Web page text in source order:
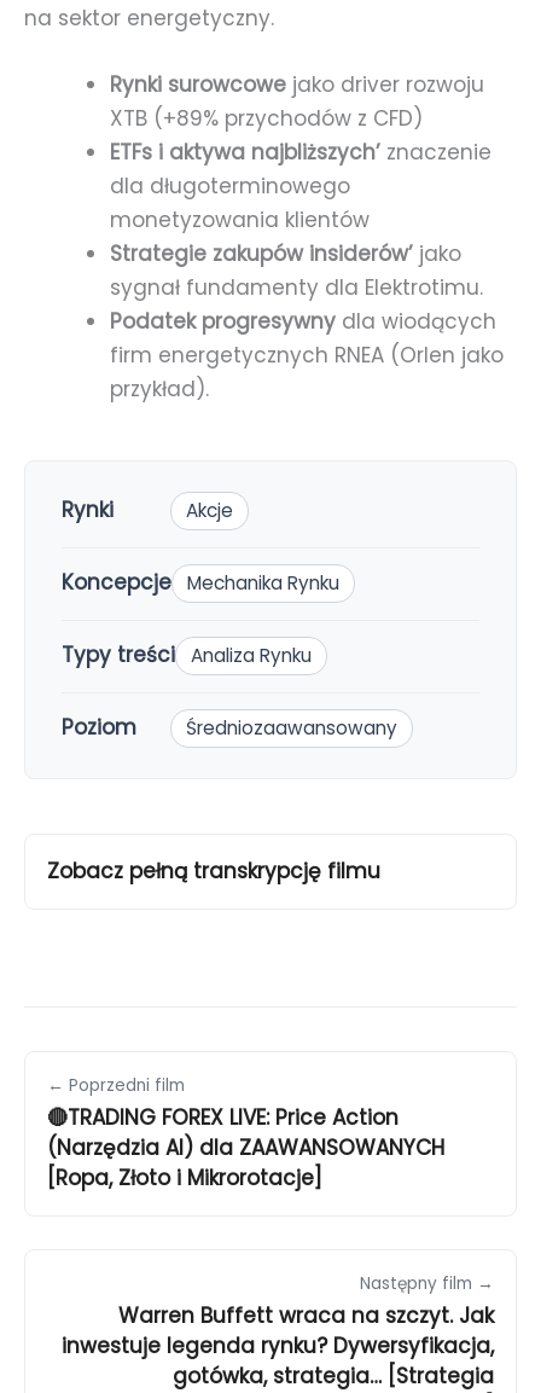
na sektor energetyczny.
Rynki surowcowe jako driver rozwoju
XTB (+89% przychodów z CFD)
ETFs i aktywa najbliższych’ znaczenie
dla długoterminowego
monetyzowania klientów
Strategie zakupów insiderów’ jako
sygnał fundamenty dla Elektrotimu.
Podatek progresywny dla wiodących
firm energetycznych RNEA (Orlen jako
przykład).
Rynki Akcje
Koncepcje Mechanika Rynku
Typy treści Analiza Rynku
Poziom Średniozaawansowany
Zobacz pełną transkrypcję filmu
← Poprzedni film
🔴TRADING FOREX LIVE: Price Action
(Narzędzia AI) dla ZAAWANSOWANYCH
[Ropa, Złoto i Mikrorotacje]
Następny film →
Warren Buffett wraca na szczyt. Jak
inwestuje legenda rynku? Dywersyfikacja,
gotówka, strategia… [Strategia